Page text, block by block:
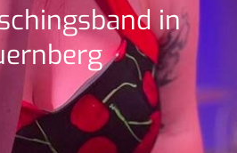
in